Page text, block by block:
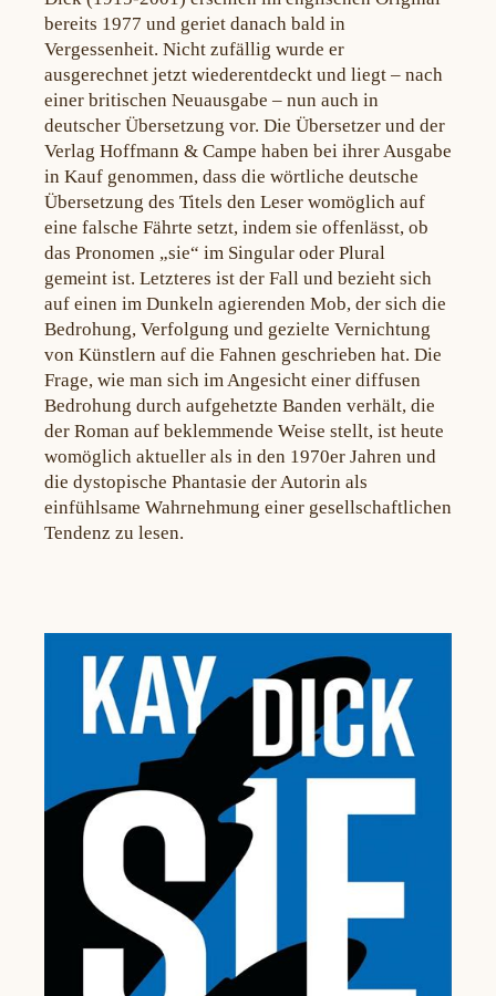
bereits 1977 und geriet danach bald in
Vergessenheit. Nicht zufällig wurde er
ausgerechnet jetzt wiederentdeckt und liegt – nach
einer britischen Neuausgabe – nun auch in
deutscher Übersetzung vor. Die Übersetzer und der
Verlag Hoffmann & Campe haben bei ihrer Ausgabe
in Kauf genommen, dass die wörtliche deutsche
Übersetzung des Titels den Leser womöglich auf
eine falsche Fährte setzt, indem sie offenlässt, ob
das Pronomen „sie“ im Singular oder Plural
gemeint ist. Letzteres ist der Fall und bezieht sich
auf einen im Dunkeln agierenden Mob, der sich die
Bedrohung, Verfolgung und gezielte Vernichtung
von Künstlern auf die Fahnen geschrieben hat. Die
Frage, wie man sich im Angesicht einer diffusen
Bedrohung durch aufgehetzte Banden verhält, die
der Roman auf beklemmende Weise stellt, ist heute
womöglich aktueller als in den 1970er Jahren und
die dystopische Phantasie der Autorin als
einfühlsame Wahrnehmung einer gesellschaftlichen
Tendenz zu lesen.